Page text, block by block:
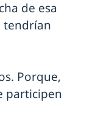
de esa
tendrían
Porque,
participen